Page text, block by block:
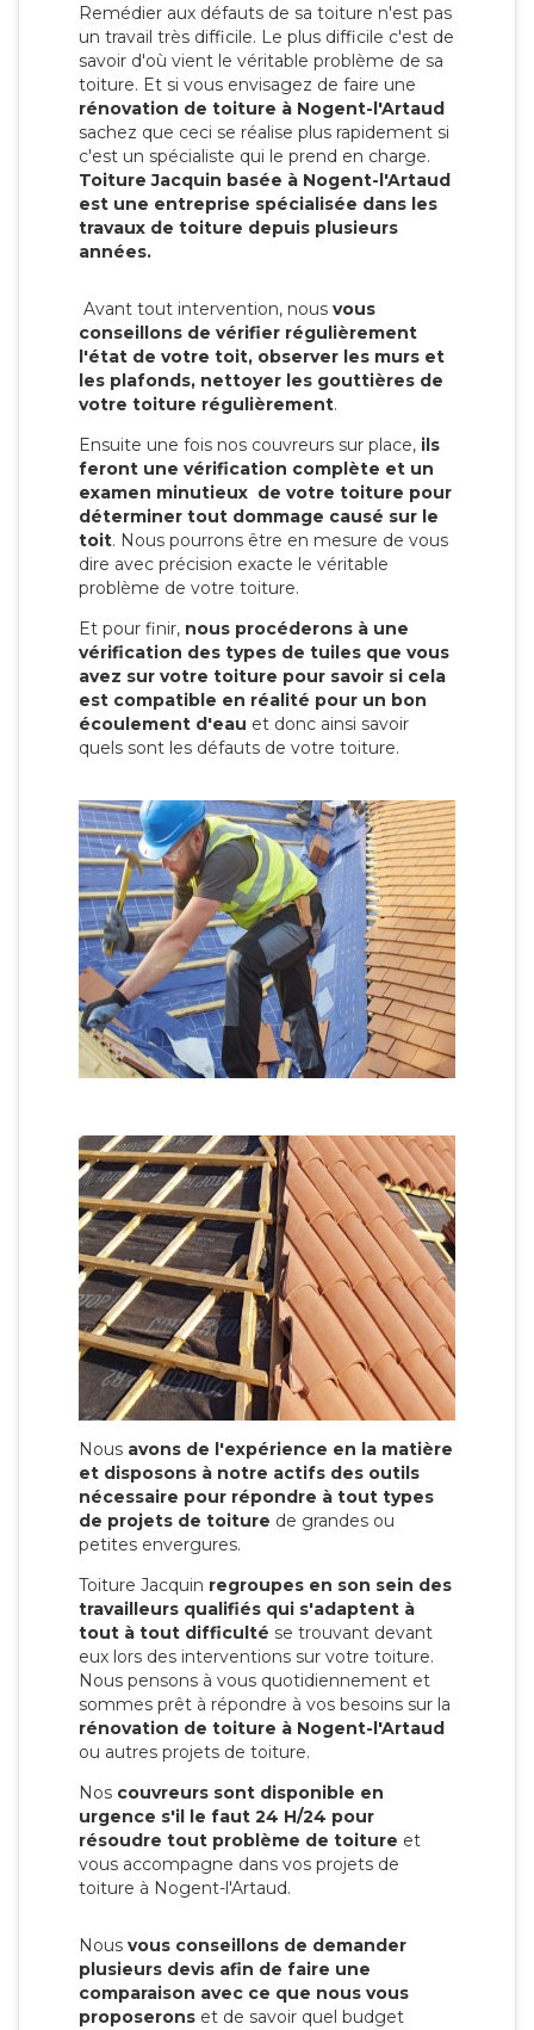
Remédier aux défauts de sa toiture n'est pas
un travail très difficile. Le plus difficile c'est de
savoir d'où vient le véritable problème de sa
toiture. Et si vous envisagez de faire une
rénovation de toiture à Nogent-l'Artaud
sachez que ceci se réalise plus rapidement si
c'est un spécialiste qui le prend en charge.
Toiture Jacquin basée à Nogent-l'Artaud
est une entreprise spécialisée dans les
travaux de toiture depuis plusieurs
années.
Avant tout intervention, nous vous
conseillons de vérifier régulièrement
l'état de votre toit, observer les murs et
les plafonds, nettoyer les gouttières de
votre toiture régulièrement.
Ensuite une fois nos couvreurs sur place, ils
feront une vérification complète et un
examen minutieux de votre toiture pour
déterminer tout dommage causé sur le
toit. Nous pourrons être en mesure de vous
dire avec précision exacte le véritable
problème de votre toiture.
Et pour finir, nous procéderons à une
vérification des types de tuiles que vous
avez sur votre toiture pour savoir si cela
est compatible en réalité pour un bon
écoulement d'eau et donc ainsi savoir
quels sont les défauts de votre toiture.
Nous avons de l'expérience en la matière
et disposons à notre actifs des outils
nécessaire pour répondre à tout types
de projets de toiture de grandes ou
petites envergures.
Toiture Jacquin regroupes en son sein des
travailleurs qualifiés qui s'adaptent à
tout à tout difficulté se trouvant devant
eux lors des interventions sur votre toiture.
Nous pensons à vous quotidiennement et
sommes prêt à répondre à vos besoins sur la
rénovation de toiture à Nogent-l'Artaud
ou autres projets de toiture.
Nos couvreurs sont disponible en
urgence s'il le faut 24 H/24 pour
résoudre tout problème de toiture et
vous accompagne dans vos projets de
toiture à Nogent-l'Artaud.
Nous vous conseillons de demander
plusieurs devis afin de faire une
comparaison avec ce que nous vous
proposerons et de savoir quel budget